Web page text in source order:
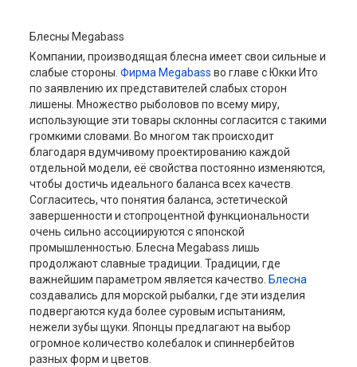
Блесны Megabass
Компании, производящая блесна имеет свои сильные и
слабые стороны. Фирма Megabass во главе с Юкки Ито
по заявлению их представителей слабых сторон
лишены. Множество рыболовов по всему миру,
использующие эти товары склонны согласится с такими
громкими словами. Во многом так происходит
благодаря вдумчивому проектированию каждой
отдельной модели, её свойства постоянно изменяются,
чтобы достичь идеального баланса всех качеств.
Согласитесь, что понятия баланса, эстетической
завершенности и стопроцентной функциональности
очень сильно ассоциируются с японской
промышленностью. Блесна Megabass лишь
продолжают славные традиции. Традиции, где
важнейшим параметром является качество. Блесна
создавались для морской рыбалки, где эти изделия
подвергаются куда более суровым испытаниям,
нежели зубы щуки. Японцы предлагают на выбор
огромное количество колебалок и спиннербейтов
разных форм и цветов.